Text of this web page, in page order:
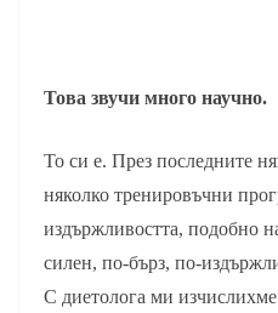
Това звучи много научно.
То си е. През последните
няколко тренировъчни
издържливостта, подобно
силен, по-бърз, по-
С диетолога ми